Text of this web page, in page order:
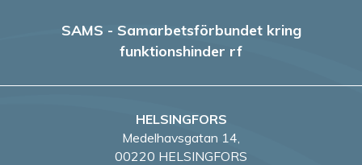
n
SAMS - Samarbetsförbundet kring
funktionshinder rf
HELSINGFORS
Medelhavsgatan 14,
00220 HELSINGFORS